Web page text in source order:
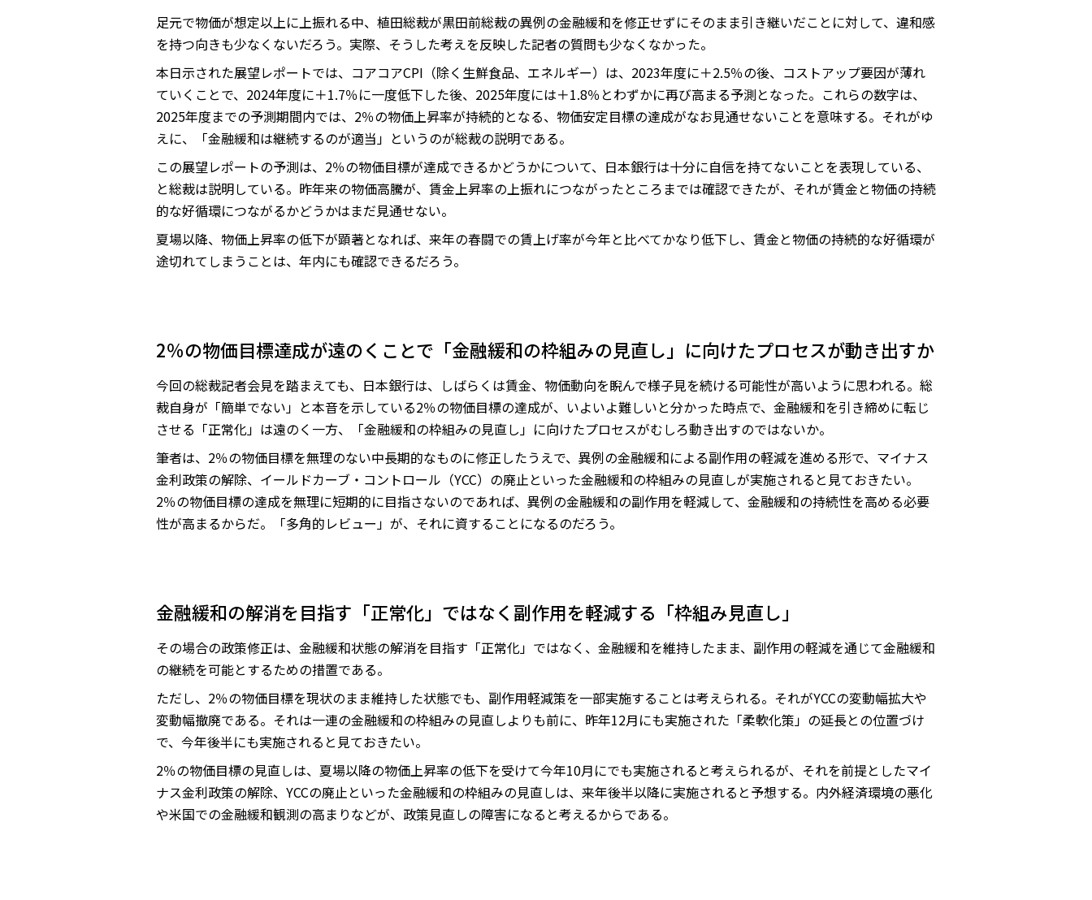
足元で物価が想定以上に上振れる中、植田総裁が黒田前総裁の異例の金融緩和を修正せずにそのまま引き継いだことに対して、違和感
を持つ向きも少なくないだろう。実際、そうした考えを反映した記者の質問も少なくなかった。
本日示された展望レポートでは、コアコアCPI（除く生鮮食品、エネルギー）は、2023年度に＋2.5％の後、コストアップ要因が薄れ
ていくことで、2024年度に＋1.7％に一度低下した後、2025年度には＋1.8％とわずかに再び高まる予測となった。これらの数字は、
2025年度までの予測期間内では、2％の物価上昇率が持続的となる、物価安定目標の達成がなお見通せないことを意味する。それがゆ
えに、「金融緩和は継続するのが適当」というのが総裁の説明である。
この展望レポートの予測は、2％の物価目標が達成できるかどうかについて、日本銀行は十分に自信を持てないことを表現している、
と総裁は説明している。昨年来の物価高騰が、賃金上昇率の上振れにつながったところまでは確認できたが、それが賃金と物価の持続
的な好循環につながるかどうかはまだ見通せない。
夏場以降、物価上昇率の低下が顕著となれば、来年の春闘での賃上げ率が今年と比べてかなり低下し、賃金と物価の持続的な好循環が
途切れてしまうことは、年内にも確認できるだろう。
2％の物価目標達成が遠のくことで「金融緩和の枠組みの見直し」に向けたプロセスが動き出すか
今回の総裁記者会見を踏まえても、日本銀行は、しばらくは賃金、物価動向を睨んで様子見を続ける可能性が高いように思われる。総
裁自身が「簡単でない」と本音を示している2％の物価目標の達成が、いよいよ難しいと分かった時点で、金融緩和を引き締めに転じ
させる「正常化」は遠のく一方、「金融緩和の枠組みの見直し」に向けたプロセスがむしろ動き出すのではないか。
筆者は、2％の物価目標を無理のない中長期的なものに修正したうえで、異例の金融緩和による副作用の軽減を進める形で、マイナス
金利政策の解除、イールドカーブ・コントロール（YCC）の廃止といった金融緩和の枠組みの見直しが実施されると見ておきたい。
2％の物価目標の達成を無理に短期的に目指さないのであれば、異例の金融緩和の副作用を軽減して、金融緩和の持続性を高める必要
性が高まるからだ。「多角的レビュー」が、それに資することになるのだろう。
金融緩和の解消を目指す「正常化」ではなく副作用を軽減する「枠組み見直し」
その場合の政策修正は、金融緩和状態の解消を目指す「正常化」ではなく、金融緩和を維持したまま、副作用の軽減を通じて金融緩和
の継続を可能とするための措置である。
ただし、2％の物価目標を現状のまま維持した状態でも、副作用軽減策を一部実施することは考えられる。それがYCCの変動幅拡大や
変動幅撤廃である。それは一連の金融緩和の枠組みの見直しよりも前に、昨年12月にも実施された「柔軟化策」の延長との位置づけ
で、今年後半にも実施されると見ておきたい。
2％の物価目標の見直しは、夏場以降の物価上昇率の低下を受けて今年10月にでも実施されると考えられるが、それを前提としたマイ
ナス金利政策の解除、YCCの廃止といった金融緩和の枠組みの見直しは、来年後半以降に実施されると予想する。内外経済環境の悪化
や米国での金融緩和観測の高まりなどが、政策見直しの障害になると考えるからである。